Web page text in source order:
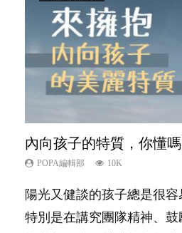
內向孩子的特質，你懂嗎
POPA編輯部 10K
陽光又健談的孩子總是很容
特別是在講究團隊精神、
想孩子學好外語，點做好
POPA編輯部 9.9K
有人話學多種語言越早開始
間太多語言，會令孩子感
夫妻必看！經營婚姻，沒
POPA編輯部 22.9K
你是不是也曾經以為只要跟
然能走到白頭，但生了孩
孩子能力天注定？
POPA編輯部 7.9K
很多父母都希望孩子係個「
太差，日常自理井井有條
愛孩子也別忘了愛自己，
己的身心靈？
照顧孩子衣食住行、陪同兒